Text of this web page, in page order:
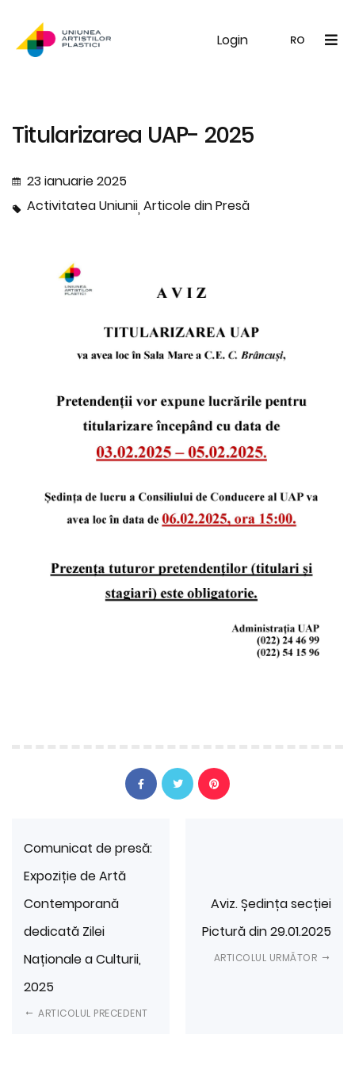
Login RO
UAP Galerie Noutăți
Titularizarea UAP- 2025
23 ianuarie 2025
Activitatea Uniunii Articole din Presă
Comunicat de presă:
Expoziție de Artă
Contemporană
dedicată Zilei
Naționale a Culturii,
2025
ARTICOLUL PRECEDENT
Aviz. Ședința secției
Pictură din 29.01.2025
ARTICOLUL URMĂTOR